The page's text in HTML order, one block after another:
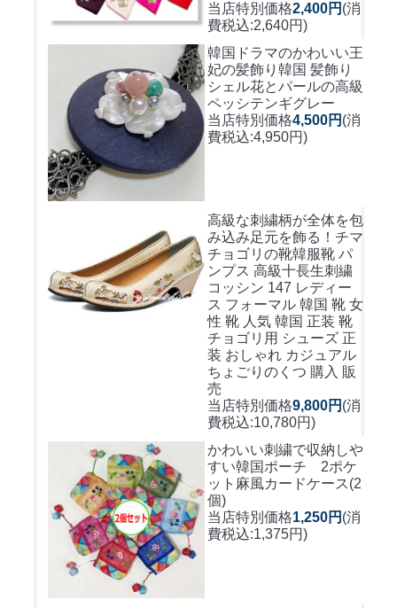
当店特別価格2,400円 (消
費税込:2,640円)
韓国ドラマのかわいい王
妃の髪飾り 韓国 髪飾り
シェル花とパールの高級
ペッシテンギグレー
当店特別価格4,500円 (消
費税込:4,950円)
高級な刺繍柄が全体を包
み込み足元を飾る！ チマ
チョゴリの靴韓服靴 パ
ンプス 高級十長生刺繍
コッシン 147 レディー
ス フォーマル 韓国 靴 女
性 靴 人気 韓国 正装 靴
チョゴリ用 シューズ 正
装 おしゃれ カジュアル
ちょごりのくつ 購入 販
売
当店特別価格9,800円 (消
費税込:10,780円)
かわいい刺繍で収納しや
すい韓国ポーチ 2ポケ
ット麻風カードケース(2
個)
当店特別価格1,250円 (消
費税込:1,375円)